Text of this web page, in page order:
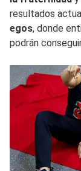
resultados
egos, donde
podrán